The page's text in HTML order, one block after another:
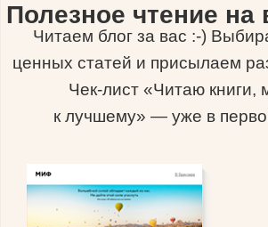
Полезное чтение
Читаем блог за вас :-)
ценных статей и присылаем
Чек-лист «Читаю книги,
к лучшему» — уже в